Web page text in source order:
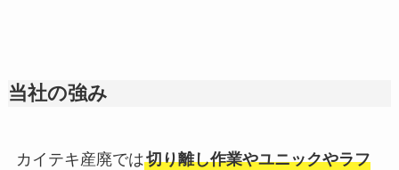
当社の強み
カイテキ産廃では切り離し作業やユニックやラフ